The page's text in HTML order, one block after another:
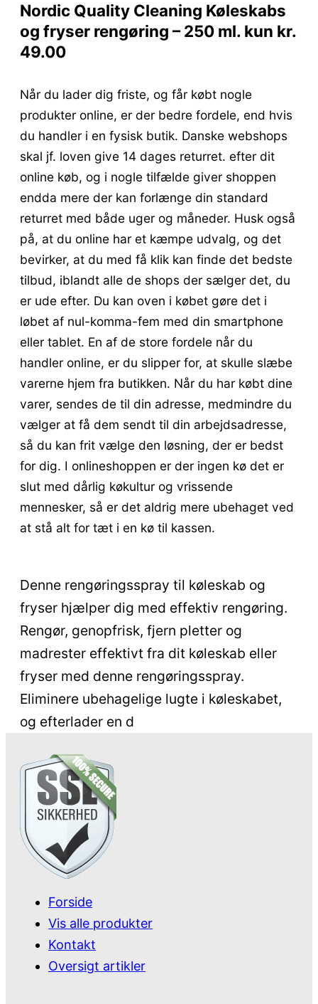
Nordic Quality Cleaning Køleskabs
og fryser rengøring – 250 ml. kun kr.
49.00
Når du lader dig friste, og får købt nogle
produkter online, er der bedre fordele, end hvis
du handler i en fysisk butik. Danske webshops
skal jf. loven give 14 dages returret. efter dit
online køb, og i nogle tilfælde giver shoppen
endda mere der kan forlænge din standard
returret med både uger og måneder. Husk også
på, at du online har et kæmpe udvalg, og det
bevirker, at du med få klik kan finde det bedste
tilbud, iblandt alle de shops der sælger det, du
er ude efter. Du kan oven i købet gøre det i
løbet af nul-komma-fem med din smartphone
eller tablet. En af de store fordele når du
handler online, er du slipper for, at skulle slæbe
varerne hjem fra butikken. Når du har købt dine
varer, sendes de til din adresse, medmindre du
vælger at få dem sendt til din arbejdsadresse,
så du kan frit vælge den løsning, der er bedst
for dig. I onlineshoppen er der ingen kø det er
slut med dårlig køkultur og vrissende
mennesker, så er det aldrig mere ubehaget ved
at stå alt for tæt i en kø til kassen.
Denne rengøringsspray til køleskab og
fryser hjælper dig med effektiv rengøring.
Rengør, genopfrisk, fjern pletter og
madrester effektivt fra dit køleskab eller
fryser med denne rengøringsspray.
Eliminere ubehagelige lugte i køleskabet,
og efterlader en d
Forside
Vis alle produkter
Kontakt
Oversigt artikler